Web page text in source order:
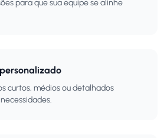
para que sua equipe se alinhe
curtos, médios ou detalhados